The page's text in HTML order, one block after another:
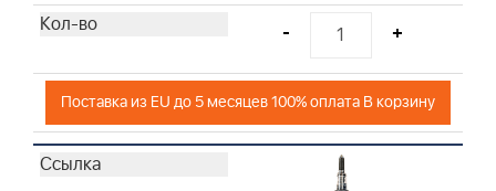
- +
Поставка из EU до 5 месяцев 100% оплата В корзину